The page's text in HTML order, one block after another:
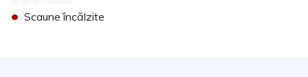
• Scaune încălzite